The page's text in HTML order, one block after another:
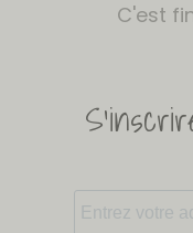
C'est